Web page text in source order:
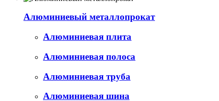
Алюминиевый металлопрокат
Алюминиевая плита
Алюминиевая полоса
Алюминиевая труба
Алюминиевая шина